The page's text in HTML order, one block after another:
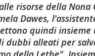
risorse della Nona
Dawes,
quindi insieme
dubbi alleati per